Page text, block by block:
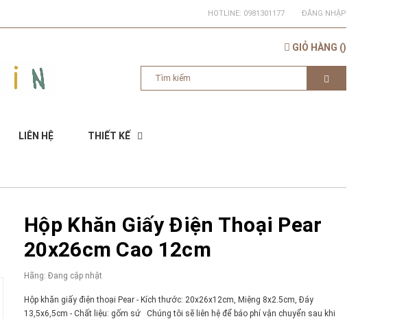
HOTLINE: 0981301177 ĐĂNG NHẬP
GIỎ HÀNG ()
LIÊN HỆ THIẾT KẾ
Hộp Khăn Giấy Điện Thoại Pear
20x26cm Cao 12cm
Hãng: Đang cập nhật
Hộp khăn giấy điện thoại Pear - Kích thước: 20x26x12cm, Miệng 8x2.5cm, Đáy
13,5x6,5cm - Chất liệu: gốm sứ Chúng tôi sẽ liên hệ để báo phí vận chuyển sau khi